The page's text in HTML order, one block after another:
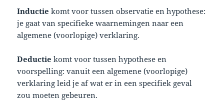
Inductie komt voor tussen observatie en hypothese:
je gaat van specifieke waarnemingen naar een
algemene (voorlopige) verklaring.
Deductie komt voor tussen hypothese en
voorspelling: vanuit een algemene (voorlopige)
verklaring leid je af wat er in een specifiek geval
zou moeten gebeuren.